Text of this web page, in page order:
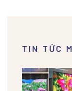
TIN TỨC